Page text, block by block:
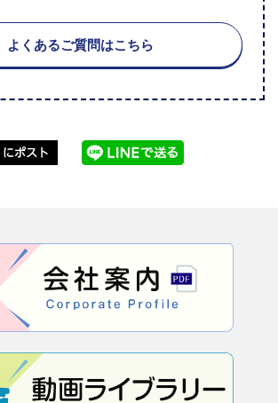
よくあるご質問はこちら